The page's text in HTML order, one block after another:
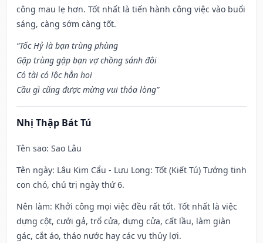
công mau lẹ hơn. Tốt nhất là tiến hành công việc vào buổi
sáng, càng sớm càng tốt.
“Tốc Hỷ là bạn trùng phùng
Gặp trùng gặp bạn vợ chồng sánh đôi
Có tài có lộc hẳn hoi
Cầu gì cũng được mừng vui thỏa lòng”
Nhị Thập Bát Tú
Tên sao: Sao Lâu
Tên ngày: Lâu Kim Cẩu - Lưu Long: Tốt (Kiết Tú) Tướng tinh
con chó, chủ trị ngày thứ 6.
Nên làm: Khởi công mọi việc đều rất tốt. Tốt nhất là việc
dựng cột, cưới gả, trổ cửa, dựng cửa, cất lầu, làm giàn
gác, cắt áo, tháo nước hay các vụ thủy lợi.